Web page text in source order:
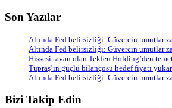
Son Yazılar
Altında Fed belirsizliği: Güvercin umutlar
Altında Fed belirsizliği: Güvercin umutlar
Hissesi tavan olan Tekfen Holding’den
Tüpraş’ın güçlü bilançosu hedef fiyatı
Altında Fed belirsizliği: Güvercin umutlar
Bizi Takip Edin